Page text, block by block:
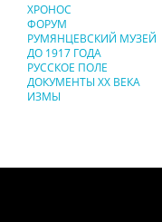
ХРОНОС
ФОРУМ
РУМЯНЦЕВСКИЙ МУЗЕЙ
ДО 1917 ГОДА
РУССКОЕ ПОЛЕ
ДОКУМЕНТЫ XX ВЕКА
ИЗМЫ